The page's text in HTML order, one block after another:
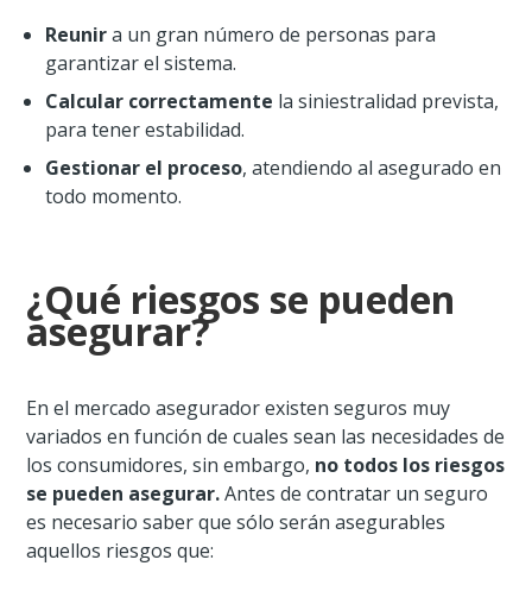
Reunira un gran número de personas para
garantizar el sistema.
Calcular correctamente la siniestralidad prevista,
para tener estabilidad.
Gestionar el proceso, atendiendo al asegurado en
todo momento.
¿Qué riesgos se pueden
asegurar?
En el mercado asegurador existen seguros muy
variados en función de cuales sean las necesidades de
los consumidores, sin embargo, no todos los riesgos
se pueden asegurar.Antes de contratar un seguro
es necesario saber que sólo serán asegurables
aquellos riesgos que: